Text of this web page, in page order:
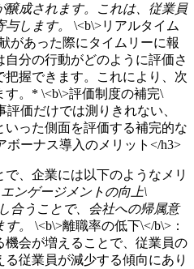
醸成されます。これは、従業員
します。
\<b\>リアルタイム
があった際にタイムリーに報
分の行動がどのように評価さ
握できます。これにより、次
。* \<b\>評価制度の補完\
価だけでは測りきれない、
いった側面を評価する補完的な
ボーナス導入のメリット</h3>
、企業には以下のようなメリ
ンゲージメントの向上\
合うことで、会社への帰属意
。
\<b\>離職率の低下\</b\>：
会が増えることで、従業員の
従業員が減少する傾向にあり